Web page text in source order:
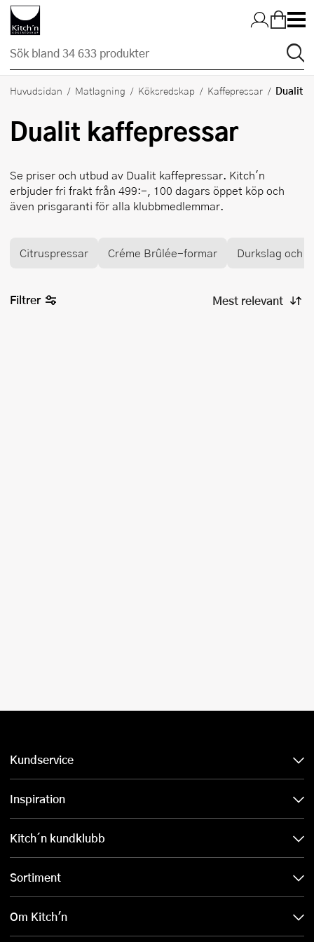
Hopp till huvudinnehållet
Huvudsidan Matlagning Köksredskap Kaffepressar Dualit
Dualit kaffepressar
Se priser och utbud av Dualit kaffepressar. Kitch'n
erbjuder fri frakt från 499:-, 100 dagars öppet köp och
även prisgaranti för alla klubbmedlemmar.
Citruspressar Créme Brûlée-formar Durkslag och
Filtrer
Kundservice
Inspiration
Kitch´n kundklubb
Sortiment
Om Kitch'n